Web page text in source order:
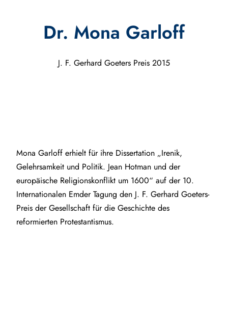
Dr. Mona Garloff
J. F. Gerhard Goeters Preis 2015
Mona Garloff erhielt für ihre Dissertation „Irenik,
Gelehrsamkeit und Politik. Jean Hotman und der
europäische Religionskonflikt um 1600“ auf der 10.
Internationalen Emder Tagung den J. F. Gerhard Goeters-
Preis der Gesellschaft für die Geschichte des
reformierten Protestantismus.